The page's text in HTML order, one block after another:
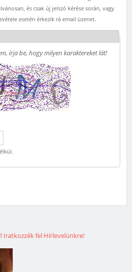
és csak új jelszó kérése során, vagy
esetén érkezik rá email üzenet.
írja be, hogy milyen karaktereket lát!
Iratkozzék fel Hírlevelünkre!